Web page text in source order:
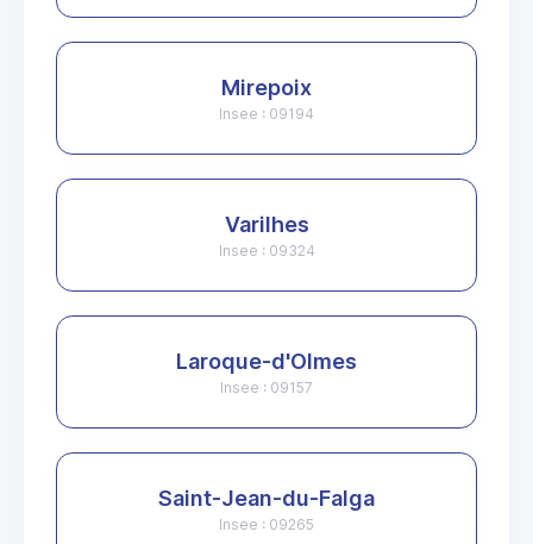
Mirepoix
Insee : 09194
Varilhes
Insee : 09324
Laroque-d'Olmes
Insee : 09157
Saint-Jean-du-Falga
Insee : 09265